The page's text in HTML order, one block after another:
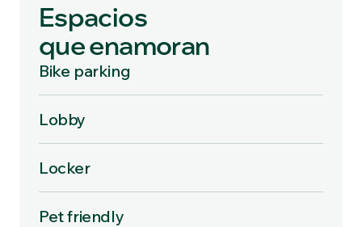
Espacios
que enamoran
Bike parking
Lobby
Locker
Pet friendly